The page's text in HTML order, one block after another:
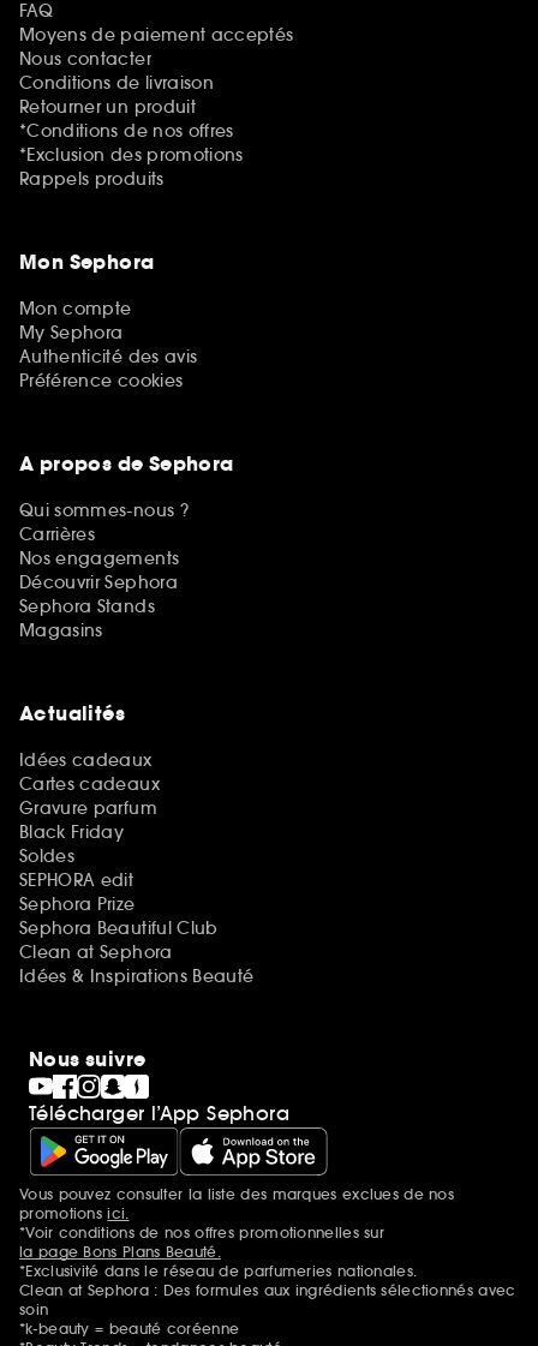
FAQ
Moyens de paiement acceptés
Nous contacter
Conditions de livraison
Retourner un produit
*Conditions de nos offres
*Exclusion des promotions
Rappels produits
Mon Sephora
Mon compte
My Sephora
Authenticité des avis
Préférence cookies
A propos de Sephora
Qui sommes-nous ?
Carrières
Nos engagements
Découvrir Sephora
Sephora Stands
Magasins
Actualités
Idées cadeaux
Cartes cadeaux
Gravure parfum
Black Friday
Soldes
SEPHORA edit
Sephora Prize
Sephora Beautiful Club
Clean at Sephora
Idées & Inspirations Beauté
Nous suivre
Télécharger l’App Sephora
Mentions additionnelles
Vous pouvez consulter la liste des marques exclues de nos
promotionsici.
*Voir conditions de nos offres promotionnelles sur
la page Bons Plans Beauté.
*Exclusivité dans le réseau de parfumeries nationales.
Clean at Sephora : Des formules aux ingrédients sélectionnés avec
soin
*k-beauty = beauté coréenne